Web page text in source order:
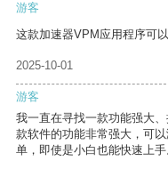
游客
这款加速器VPM应用程序可
2025-10-01
游客
我一直在寻找一款功能强大
款软件的功能非常强大，可
单，即使是小白也能快速上手